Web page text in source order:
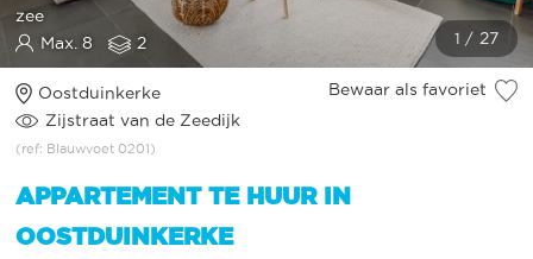
zee
Max. 8
2
Oostduinkerke
Zijstraat van de Zeedijk
(ref: Blauwvoet 0201)
Bewaar als favoriet
APPARTEMENT TE HUUR IN
OOSTDUINKERKE